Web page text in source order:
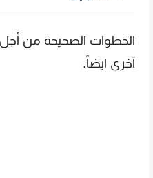
الخطوات الصحيحة من أجل
آخري ايضاً.